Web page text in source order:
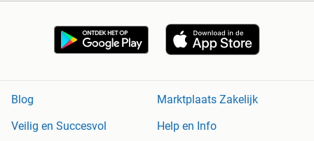
Blog
Marktplaats Zakelijk
Veilig en Succesvol
Help en Info